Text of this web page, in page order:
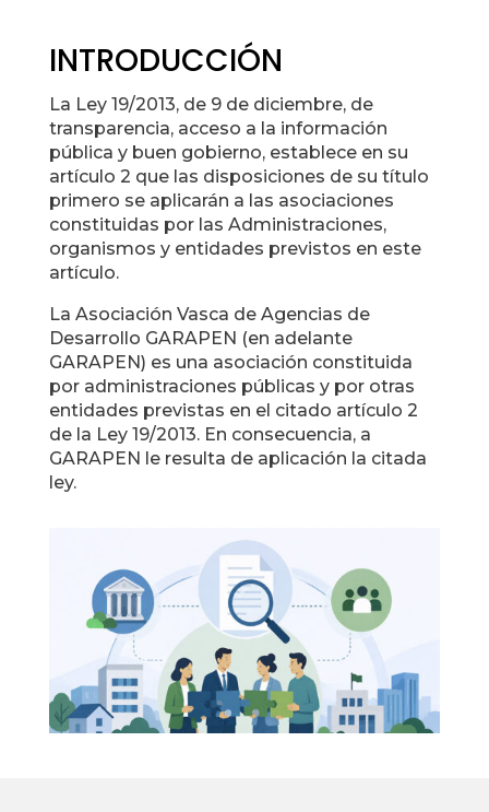
INTRODUCCIÓN
La Ley 19/2013, de 9 de diciembre, de
transparencia, acceso a la información
pública y buen gobierno, establece en su
artículo 2 que las disposiciones de su título
primero se aplicarán a las asociaciones
constituidas por las Administraciones,
organismos y entidades previstos en este
artículo.
La Asociación Vasca de Agencias de
Desarrollo GARAPEN (en adelante
GARAPEN) es una asociación constituida
por administraciones públicas y por otras
entidades previstas en el citado artículo 2
de la Ley 19/2013. En consecuencia, a
GARAPEN le resulta de aplicación la citada
ley.